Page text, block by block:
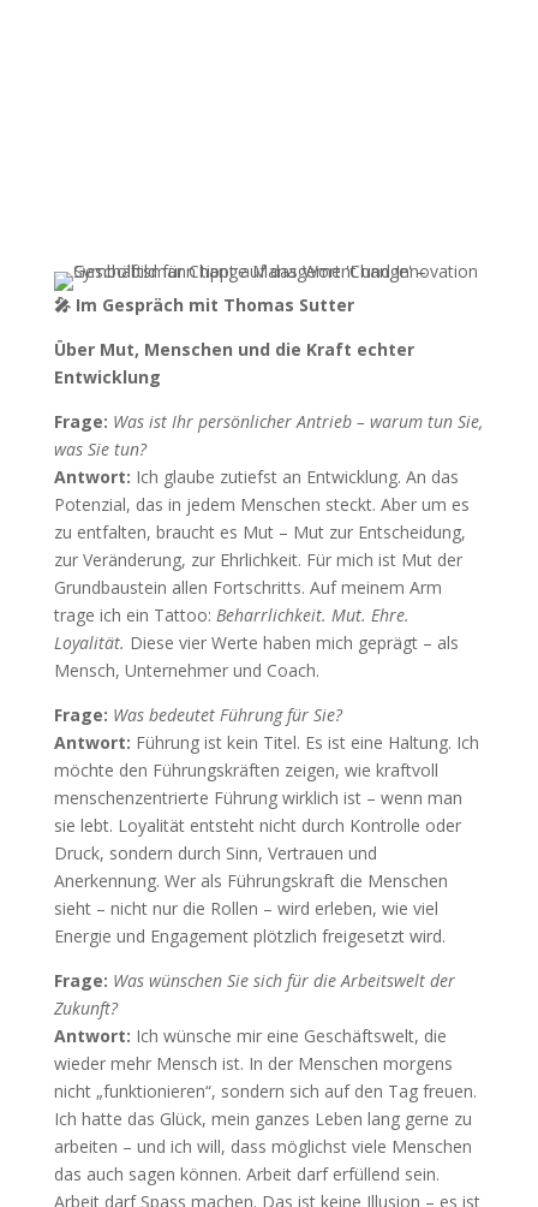
🎤Im Gespräch mit Thomas Sutter
Über Mut, Menschen und die Kraft echter
Entwicklung
Frage: Was ist Ihr persönlicher Antrieb – warum tun Sie,
was Sie tun?
Antwort: Ich glaube zutiefst an Entwicklung. An das
Potenzial, das in jedem Menschen steckt. Aber um es
zu entfalten, braucht es Mut – Mut zur Entscheidung,
zur Veränderung, zur Ehrlichkeit. Für mich ist Mut der
Grundbaustein allen Fortschritts. Auf meinem Arm
trage ich ein Tattoo: Beharrlichkeit. Mut. Ehre.
Loyalität. Diese vier Werte haben mich geprägt – als
Mensch, Unternehmer und Coach.
Frage: Was bedeutet Führung für Sie?
Antwort: Führung ist kein Titel. Es ist eine Haltung. Ich
möchte den Führungskräften zeigen, wie kraftvoll
menschenzentrierte Führung wirklich ist – wenn man
sie lebt. Loyalität entsteht nicht durch Kontrolle oder
Druck, sondern durch Sinn, Vertrauen und
Anerkennung. Wer als Führungskraft die Menschen
sieht – nicht nur die Rollen – wird erleben, wie viel
Energie und Engagement plötzlich freigesetzt wird.
Frage: Was wünschen Sie sich für die Arbeitswelt der
Zukunft?
Antwort: Ich wünsche mir eine Geschäftswelt, die
wieder mehr Mensch ist. In der Menschen morgens
nicht „funktionieren“, sondern sich auf den Tag freuen.
Ich hatte das Glück, mein ganzes Leben lang gerne zu
arbeiten – und ich will, dass möglichst viele Menschen
das auch sagen können. Arbeit darf erfüllend sein.
Arbeit darf Spass machen. Das ist keine Illusion – es ist